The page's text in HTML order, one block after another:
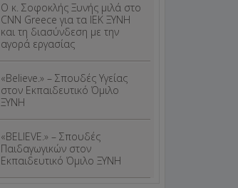
O κ. Σοφοκλής Ξυνής μιλά στο
CNN Greece για τα ΙΕΚ ΞΥΝΗ
και τη διασύνδεση με την
αγορά εργασίας
«Believe.» – Σπουδές Υγείας
στον Εκπαιδευτικό Όμιλο
ΞΥΝΗ
«BELIEVE.» – Σπουδές
Παιδαγωγικών στον
Εκπαιδευτικό Όμιλο ΞΥΝΗ